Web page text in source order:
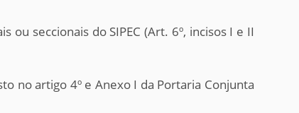
seccionais do SIPEC (Art. 6º, incisos I e II
no artigo 4º e Anexo I da Portaria Conjunta